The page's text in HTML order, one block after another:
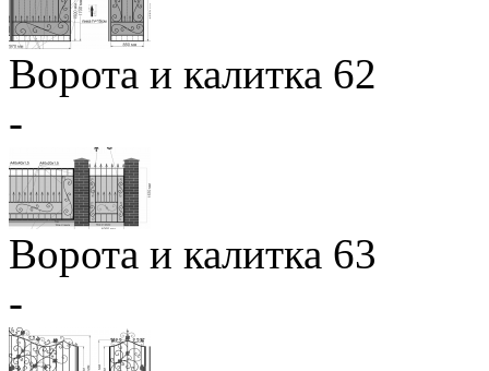
Ворота и калитка 62
-
Ворота и калитка 63
-